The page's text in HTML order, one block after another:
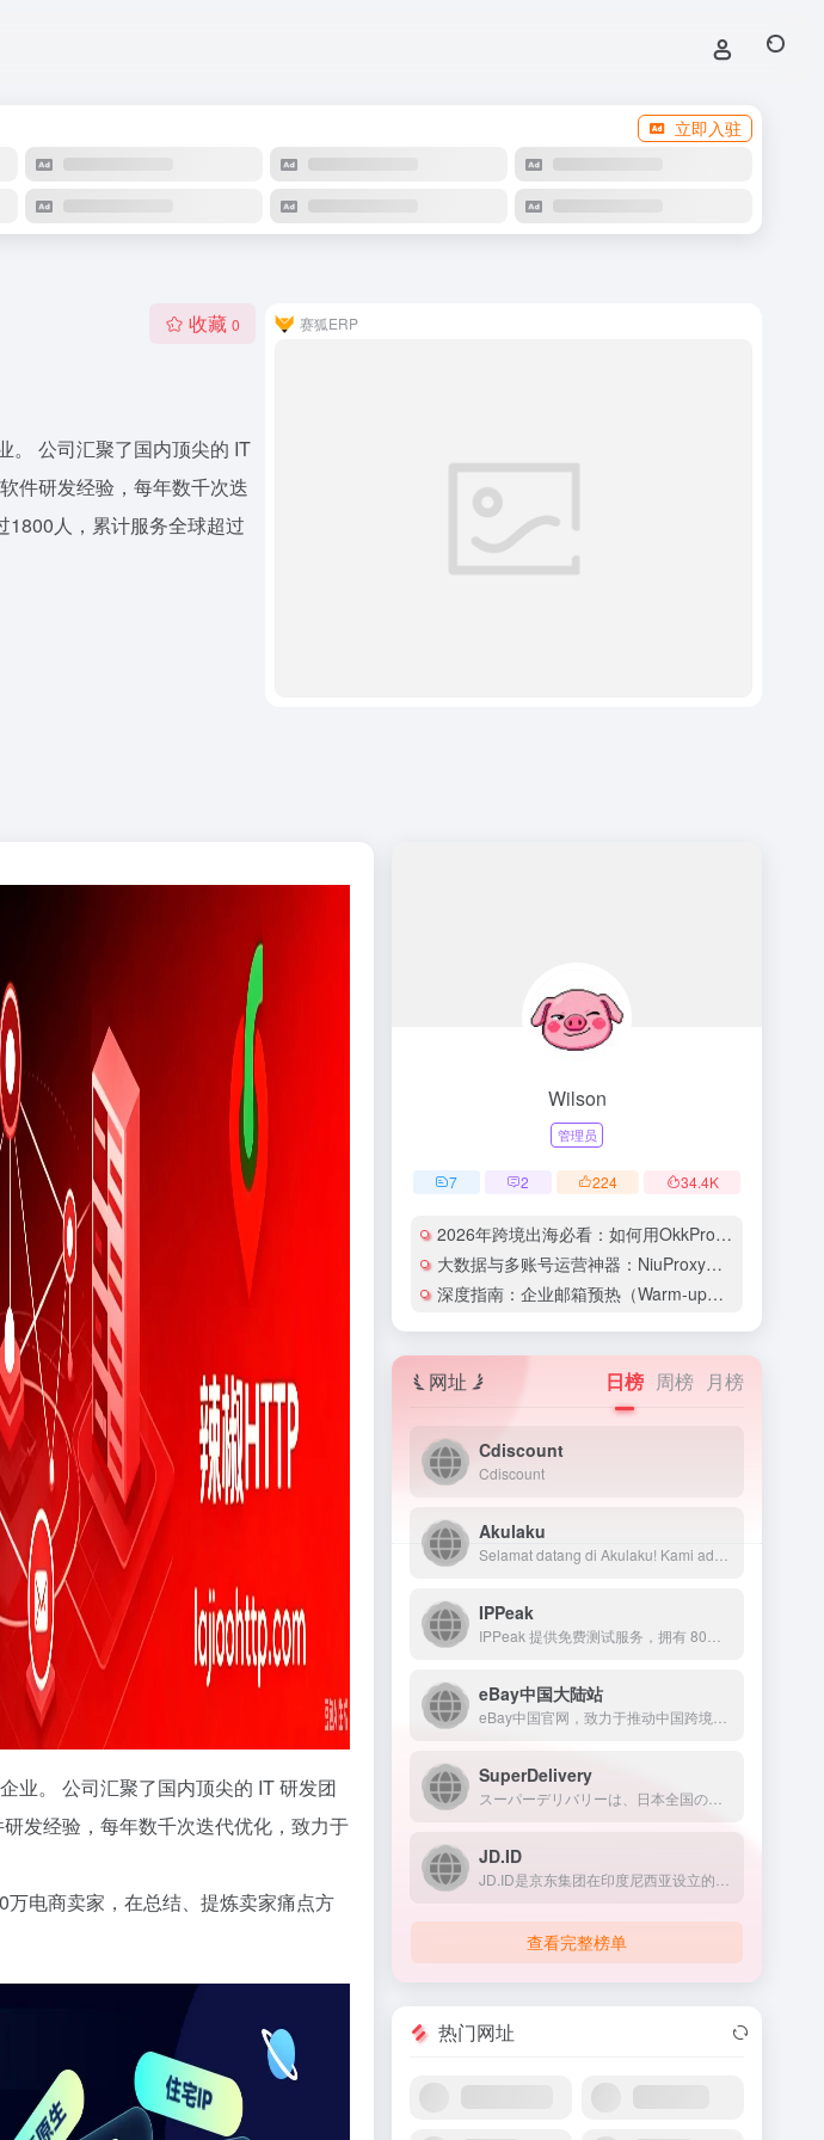
立即入驻
收藏 0
。 公司汇聚了国内顶尖的 IT
件研发经验，每年数千次迭
1800人，累计服务全球超过
赛狐ERP
业。 公司汇聚了国内顶尖的 IT 研发团
发经验，每年数千次迭代优化，致力于
电商卖家，在总结、提炼卖家痛点方
Wilson
管理员
7 2 224 34.4K
2026年跨境出海必看：如何用OkkProxy彻底解决网络延迟与IP被封难题？
大数据与多账号运营神器：NiuProxy助力跨境工作室业务高效爆单！
深度指南：企业邮箱预热（Warm-up）的详细技巧与实操策略（含配图）
网址 日榜 周榜 月榜
Cdiscount
Cdiscount
Akulaku
IPPeak
eBay中国大陆站
SuperDelivery
JD.ID
查看完整榜单
热门网址